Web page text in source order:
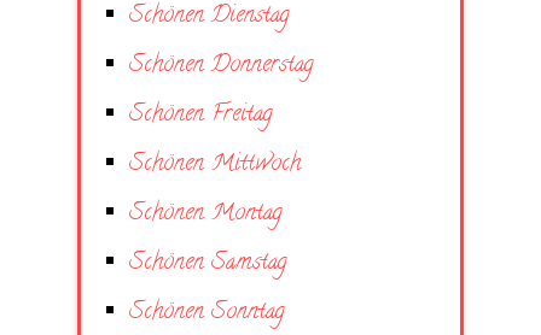
Schönen Dienstag
Schönen Donnerstag
Schönen Freitag
Schönen Mittwoch
Schönen Montag
Schönen Samstag
Schönen Sonntag